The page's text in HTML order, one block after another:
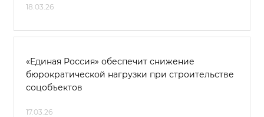
18.03.26
«Единая Россия» обеспечит снижение
бюрократической нагрузки при строительстве
соцобъектов
17.03.26